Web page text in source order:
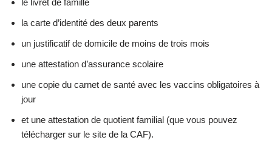
la carte d’identité des deux parents
un justificatif de domicile de moins de trois mois
une attestation d’assurance scolaire
une copie du carnet de santé avec les vaccins obligatoires à
jour
et une attestation de quotient familial (que vous pouvez
télécharger sur le site de la CAF).